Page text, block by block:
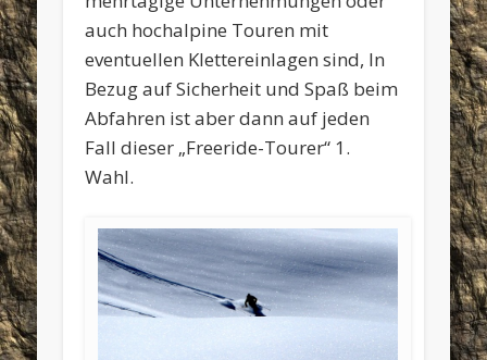
auch hochalpine Touren mit
eventuellen Klettereinlagen sind, In
Bezug auf Sicherheit und Spaß beim
Abfahren ist aber dann auf jeden
Fall dieser „Freeride-Tourer“ 1.
Wahl.